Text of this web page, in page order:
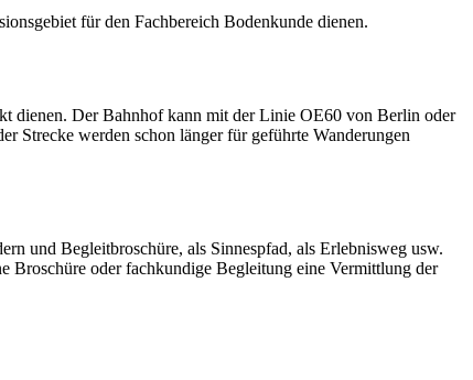
für den Fachbereich Bodenkunde dienen.
dienen. Der Bahnhof kann mit der Linie OE60 von Berlin oder
Strecke werden schon länger für geführte Wanderungen
und Begleitbroschüre, als Sinnespfad, als Erlebnisweg usw.
Broschüre oder fachkundige Begleitung eine Vermittlung der